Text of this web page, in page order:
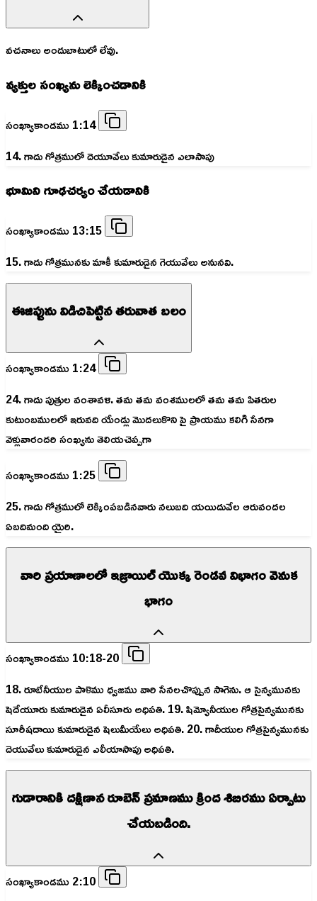
వచనాలు అందుబాటులో లేవు.
వ్యక్తుల సంఖ్యను లెక్కించడానికి
సంఖ్యాకాండము 1:14
14. గాదు గోత్రములో దెయూవేలు కుమారుడైన ఎలాసాపు
భూమిని గూఢచర్యం చేయడానికి
సంఖ్యాకాండము 13:15
15. గాదు గోత్రమునకు మాకీ కుమారుడైన గెయువేలు అనునవి.
ఈజిప్టును విడిచిపెట్టిన తరువాత బలం
సంఖ్యాకాండము 1:24
24. గాదు పుత్రుల వంశావళి. తమ తమ వంశములలో తమ తమ పితరుల
కుటుంబములలో ఇరువది యేండ్లు మొదలుకొని పై ప్రాయము కలిగి సేనగా
వెళ్లువారందరి సంఖ్యను తెలియచెప్పగా
సంఖ్యాకాండము 1:25
25. గాదు గోత్రములో లెక్కింపబడినవారు నలుబది యయిదువేల ఆరువందల
ఏబదిమంది యైరి.
వారి ప్రయాణాలలో ఇజ్రాయిల్ యొక్క రెండవ విభాగం వెనుక
భాగం
సంఖ్యాకాండము 10:18-20
18. రూబేనీయుల పాళెము ధ్వజము వారి సేనలచొప్పున సాగెను. ఆ సైన్యమునకు
షెదేయూరు కుమారుడైన ఏలీసూరు అధిపతి. 19. షిమ్యోనీయుల గోత్రసైన్యమునకు
సూరీషదాయి కుమారుడైన షెలుమీయేలు అధిపతి. 20. గాదీయుల గోత్రసైన్యమునకు
దెయువేలు కుమారుడైన ఎలీయాసాపు అధిపతి.
గుడారానికి దక్షిణాన రూబెన్ ప్రమాణము క్రింద శిబిరము ఏర్పాటు
చేయబడింది.
సంఖ్యాకాండము 2:10